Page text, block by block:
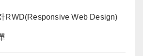
RWD(Responsive Web Design)